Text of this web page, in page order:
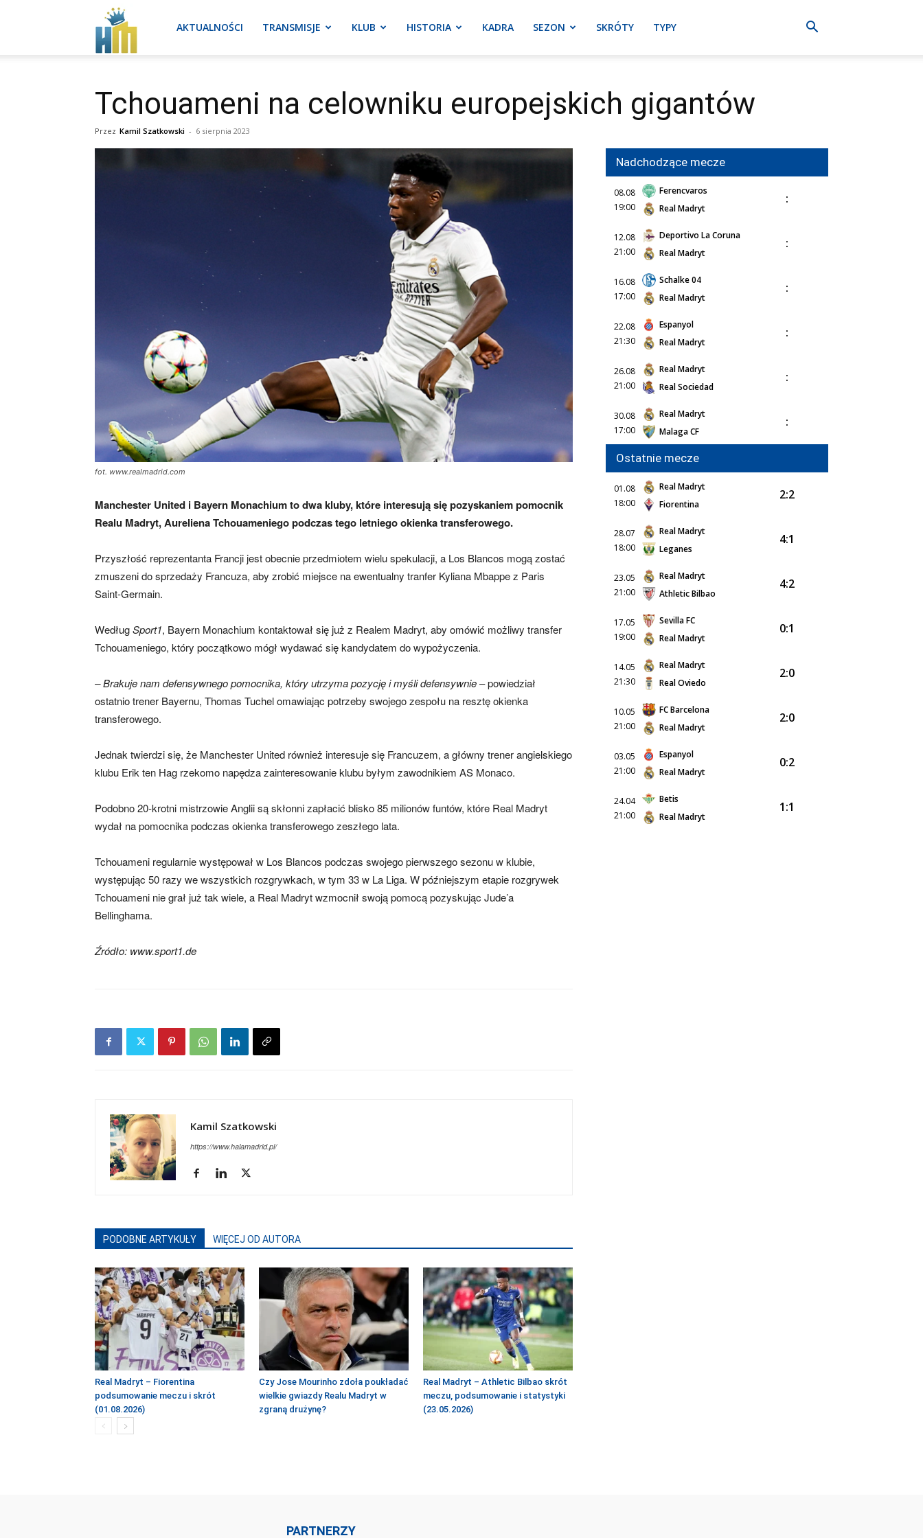
Real
aktualności
AKTUALNOŚCI TRANSMISJE KLUB HISTORIA KADRA SEZON SKRÓTY TYPY
Tchouameni na celowniku europejskich gigantów
Przez Kamil Szatkowski - 6 sierpnia 2023
fot. www.realmadrid.com
Manchester United i Bayern Monachium to dwa kluby, które interesują się pozyskaniem pomocnik
Realu Madryt, Aureliena Tchouameniego podczas tego letniego okienka transferowego.
Przyszłość reprezentanta Francji jest obecnie przedmiotem wielu spekulacji, a Los Blancos mogą zostać
zmuszeni do sprzedaży Francuza, aby zrobić miejsce na ewentualny tranfer Kyliana Mbappe z Paris
Saint-Germain.
WedługSport1, Bayern Monachium kontaktował się już z Realem Madryt, aby omówić możliwy transfer
Tchouameniego, który początkowo mógł wydawać się kandydatem do wypożyczenia.
– Brakuje nam defensywnego pomocnika, który utrzyma pozycję i myśli defensywnie– powiedział
ostatnio trener Bayernu, Thomas Tuchel omawiając potrzeby swojego zespołu na resztę okienka
transferowego.
Jednak twierdzi się, że Manchester United również interesuje się Francuzem, a główny trener angielskiego
klubu Erik ten Hag rzekomo napędza zainteresowanie klubu byłym zawodnikiem AS Monaco.
Podobno 20-krotni mistrzowie Anglii są skłonni zapłacić blisko 85 milionów funtów, które Real Madryt
wydał na pomocnika podczas okienka transferowego zeszłego lata.
Tchouameni regularnie występował w Los Blancos podczas swojego pierwszego sezonu w klubie,
występując 50 razy we wszystkich rozgrywkach, w tym 33 w La Liga. W późniejszym etapie rozgrywek
Tchouameni nie grał już tak wiele, a Real Madryt wzmocnił swoją pomocą pozyskując Jude’a
Bellinghama.
Źródło: www.sport1.de
Kamil Szatkowski
https://www.halamadrid.pl/
PODOBNE ARTYKUŁY WIĘCEJ OD AUTORA
Real Madryt – Fiorentina
podsumowanie meczu i skrót
(01.08.2026)
Czy Jose Mourinho zdoła poukładać
wielkie gwiazdy Realu Madryt w
zgraną drużynę?
Real Madryt – Athletic Bilbao skrót
meczu, podsumowanie i statystyki
(23.05.2026)
Nadchodzące mecze
08.08
19:00
Ferencvaros
Real Madryt
:
12.08
21:00
Deportivo La Coruna
Real Madryt
:
16.08
17:00
Schalke 04
Real Madryt
:
22.08
21:30
Espanyol
Real Madryt
:
26.08
21:00
Real Madryt
Real Sociedad
:
30.08
17:00
Real Madryt
Malaga CF
:
Ostatnie mecze
01.08
18:00
Real Madryt
Fiorentina
2:2
28.07
18:00
Real Madryt
Leganes
4:1
23.05
21:00
Real Madryt
Athletic Bilbao
4:2
17.05
19:00
Sevilla FC
Real Madryt
0:1
14.05
21:30
Real Madryt
Real Oviedo
2:0
10.05
21:00
FC Barcelona
Real Madryt
2:0
03.05
21:00
Espanyol
Real Madryt
0:2
24.04
21:00
Betis
Real Madryt
1:1
PARTNERZY